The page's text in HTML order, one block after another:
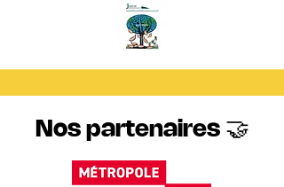
Nos partenaires 🤝